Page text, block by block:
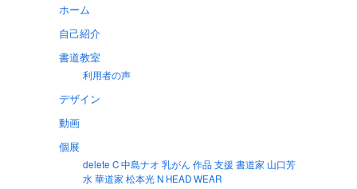
ホーム
自己紹介
書道教室
利用者の声
デザイン
動画
個展
delete C 中島ナオ 乳がん 作品 支援 書道家 山口芳
水 華道家 松本光 N HEAD WEAR